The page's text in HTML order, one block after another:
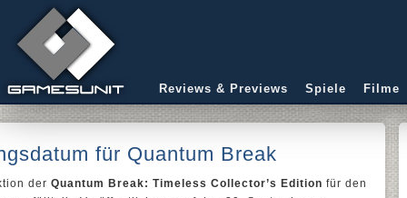
Reviews & Previews Spiele Filme
für Quantum Break
der Quantum Break: Timeless Collector’s Edition für den